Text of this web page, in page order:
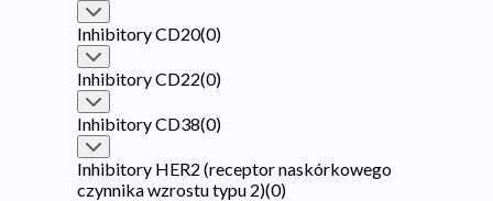
Inhibitory CD20(0)
Inhibitory CD22(0)
Inhibitory CD38(0)
Inhibitory HER2 (receptor naskórkowego
czynnika wzrostu typu 2)(0)